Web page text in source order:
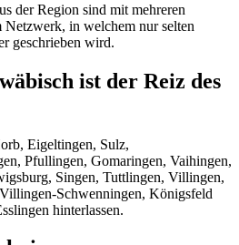
der Region sind mit mehreren
in welchem nur selten
geschrieben wird.
ist der Reiz des
Eigeltingen, Sulz,
Pfullingen, Gomaringen, Vaihingen,
Singen, Tuttlingen, Villingen,
Schwenningen, Königsfeld
hinterlassen.